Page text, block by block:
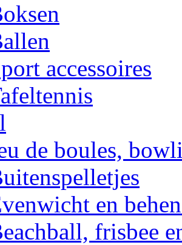
accessoires
de boules,
en
frisbee